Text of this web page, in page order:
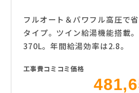
フルオート＆パワフル高圧で
タイプ。ツイン給湯機能搭載
370L。年間給湯効率は2.8。
工事費コミコミ価格